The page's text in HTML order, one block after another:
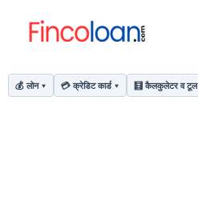
💰 लोन 💳 क्रेडिट कार्ड 🧮 कैलकुलेटर व टूल